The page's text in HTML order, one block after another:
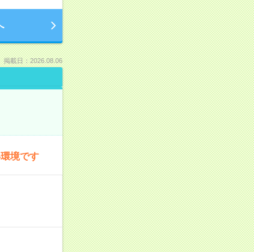
掲載日：2026.08.06
境です